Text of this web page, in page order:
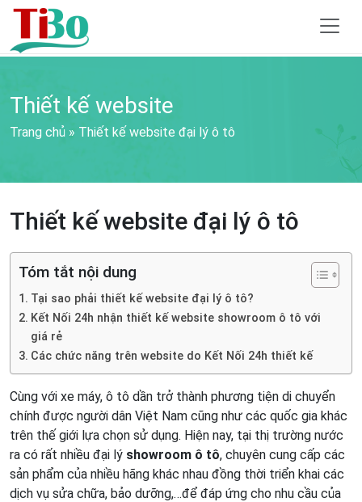
Thiết kế website
Trang chủ » Thiết kế website đại lý ô tô
Thiết kế website đại lý ô tô
Tóm tắt nội dung
Tại sao phải thiết kế website đại lý ô tô?
Kết Nối 24h nhận thiết kế website showroom ô tô với
giá rẻ
Các chức năng trên website do Kết Nối 24h thiết kế
Cùng với xe máy, ô tô dần trở thành phương tiện di chuyển
chính được người dân Việt Nam cũng như các quốc gia khác
trên thế giới lựa chọn sử dụng. Hiện nay, tại thị trường nước
ra có rất nhiều đại lý showroom ô tô, chuyên cung cấp các
sản phẩm của nhiều hãng khác nhau đồng thời triển khai các
dịch vụ sửa chữa, bảo dưỡng,…để đáp ứng cho nhu cầu của